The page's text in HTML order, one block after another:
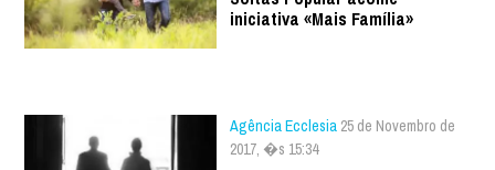
iniciativa «Mais Família»
Agência Ecclesia 25 de Novembro de
2017, �s 15:34